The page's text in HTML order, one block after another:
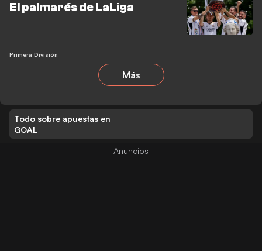
El palmarés de LaLiga
Primera División
Más
Todo sobre apuestas en
GOAL